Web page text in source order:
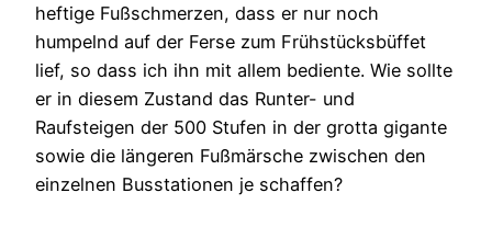
heftige Fußschmerzen, dass er nur noch
humpelnd auf der Ferse zum Frühstücksbüffet
lief, so dass ich ihn mit allem bediente. Wie sollte
er in diesem Zustand das Runter- und
Raufsteigen der 500 Stufen in der grotta gigante
sowie die längeren Fußmärsche zwischen den
einzelnen Busstationen je schaffen?